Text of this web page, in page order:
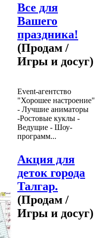
Все для
Вашего
праздника!
(Продам /
Игры и досуг)
Event-агентство
"Хорошее настроение"
- Лучшие аниматоры
-Ростовые куклы -
Ведущие - Шоу-
программ...
Акция для
деток города
Талгар.
(Продам /
Игры и досуг)